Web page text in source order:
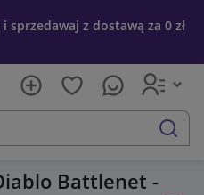
sprzedawaj z dostawą za 0 zł
szukaj
Battlenet -